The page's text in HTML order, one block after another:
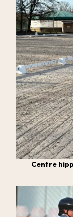
Centre